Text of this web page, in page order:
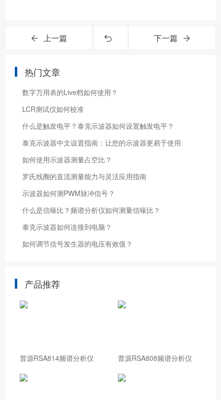
上一篇 下一篇
热门文章
数字万用表的Live档如何使用？
LCR测试仪如何校准
什么是触发电平？泰克示波器如何设置触发电平？
泰克示波器中文设置指南：让您的示波器更易于使用
如何使用示波器测量占空比？
罗氏线圈的直流测量能力与灵活应用指南
示波器如何测PWM脉冲信号？
什么是信噪比？频谱分析仪如何测量信噪比？
泰克示波器如何连接到电脑？
如何调节信号发生器的电压有效值？
产品推荐
普源RSA814频谱分析仪 普源RSA808频谱分析仪